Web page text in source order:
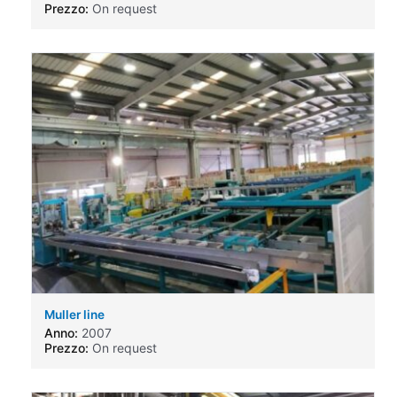
Prezzo: On request
Muller line
Anno: 2007
Prezzo: On request